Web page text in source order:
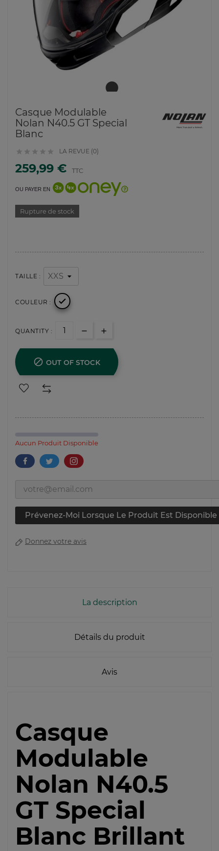
Casque Modulable
Nolan N40.5 GT Special
Blanc
     LA REVUE (0)
259,99 € TTC
OU PAYER EN
Rupture de stock
TAILLE :
COULEUR : 
QUANTITY :
 OUT OF STOCK
Aucun Produit Disponible
Prévenez-Moi Lorsque Le Produit Est Disponible
Donnez votre avis
La description
Détails du produit
Avis
Casque
Modulable
Nolan N40.5
GT Special
Blanc Brillant